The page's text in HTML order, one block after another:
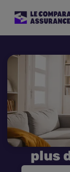
Assurance
Assurance de
plus